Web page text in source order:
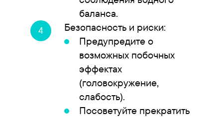
баланса.
Безопасность и риски:
Предупредите о
возможных побочных
эффектах
(головокружение,
слабость).
Посоветуйте прекратить